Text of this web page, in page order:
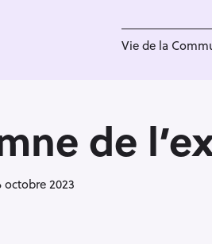
Vie de la
de
octobre 2023